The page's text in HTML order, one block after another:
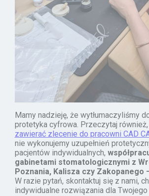
Mamy nadzieję, że wytłumaczyliśmy
protetyka cyfrowa. Przeczytaj również,
zawierać zlecenie do pracowni CAD
nie wykonujemy uzupełnień
pacjentów indywidualnych,
gabinetami stomatologicznymi z
Poznania, Kalisza czy Zakopanego
W razie pytań, skontaktuj się z nami,
indywidualne rozwiązania dla Twojego